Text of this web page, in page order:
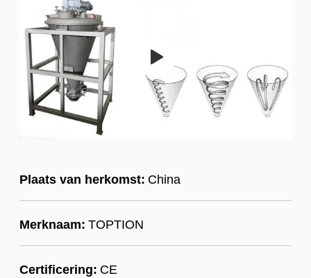
Plaats van herkomst: China
Merknaam: TOPTION
Certificering: CE